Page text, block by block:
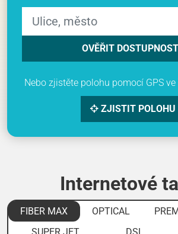
OVĚŘIT DOSTUPNOST
Nebo zjistěte polohu pomocí GPS
ZJISTIT POLOHU
Internetové
FIBER MAX OPTICAL
SUPER JET
DSL